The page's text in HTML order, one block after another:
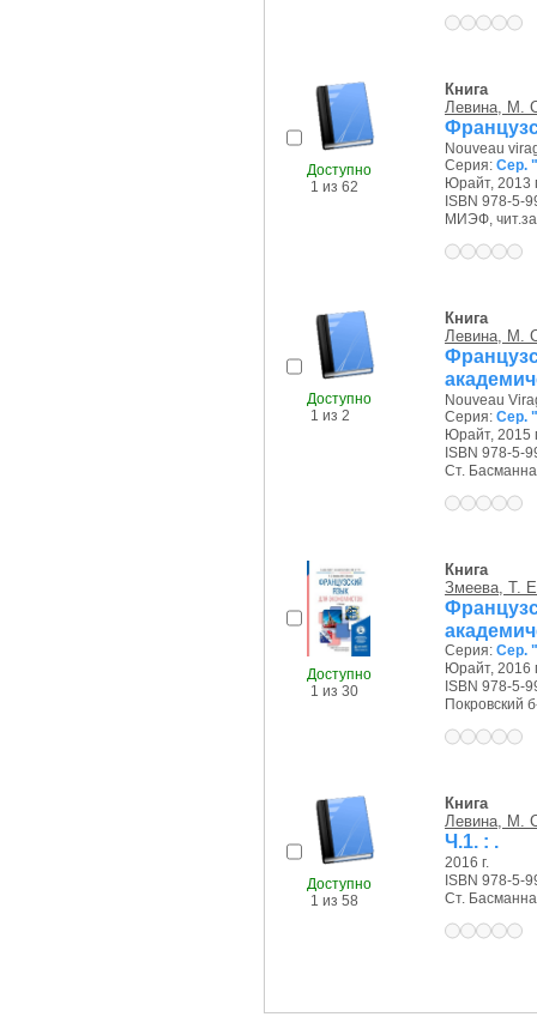
Доступно
1 из 62
Книга
Левина, М.
Nouveau
Серия: Сер.
Юрайт, 2013
ISBN 978-5-
МИЭФ,
Доступно
1 из 2
Книга
Левина, М.
Nouveau
Серия: Сер.
Юрайт, 2015
ISBN 978-5-
Ст.
Доступно
1 из 30
Книга
Змеева, Т.
Серия: Сер.
Юрайт, 2016
ISBN 978-5-
Покровский
Доступно
1 из 58
Книга
Левина, М.
Ч.1. : .
2016 г.
ISBN 978-5-
Ст.